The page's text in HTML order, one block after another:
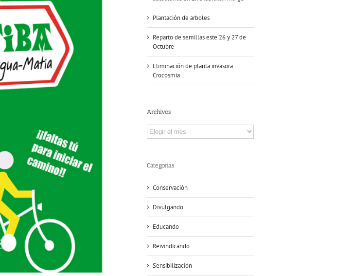
Plantación de arboles
Reparto de semillas este 26 y 27 de
Octubre
Eliminación de planta invasora
Crocosmia
Archivos
Archivos
Categorías
Conservación
Divulgando
Educando
Reivindicando
Sensibilización